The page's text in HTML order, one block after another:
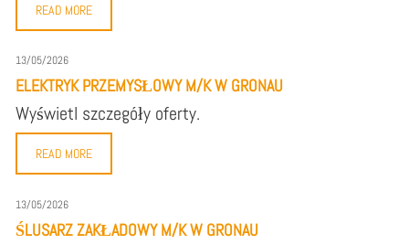
READ MORE
13/05/2026
ELEKTRYK PRZEMYSŁOWY M/K W GRONAU
Wyświetl szczegóły oferty.
READ MORE
13/05/2026
ŚLUSARZ ZAKŁADOWY M/K W GRONAU